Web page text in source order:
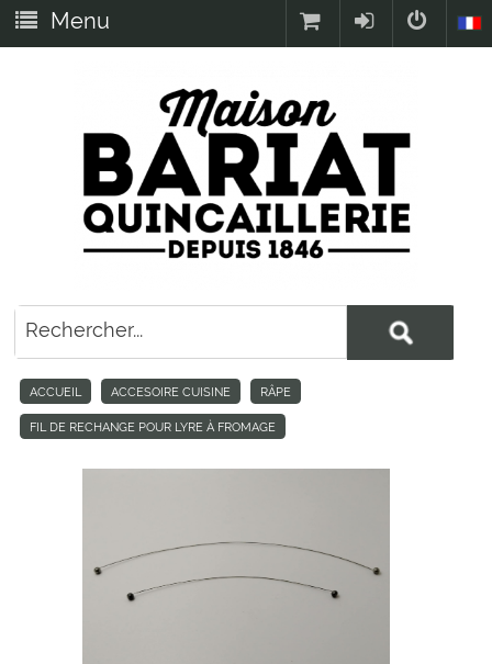
Menu
ACCUEIL ACCESOIRE CUISINE RÂPE
FIL DE RECHANGE POUR LYRE À FROMAGE